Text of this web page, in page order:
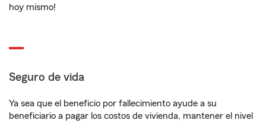
hoy mismo!
Seguro de vida
Ya sea que el beneficio por fallecimiento ayude a su
beneficiario a pagar los costos de vivienda, mantener el nivel